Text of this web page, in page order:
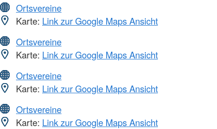
Ortsvereine
Karte: Link zur Google Maps Ansicht
Ortsvereine
Karte: Link zur Google Maps Ansicht
Ortsvereine
Karte: Link zur Google Maps Ansicht
Ortsvereine
Karte: Link zur Google Maps Ansicht